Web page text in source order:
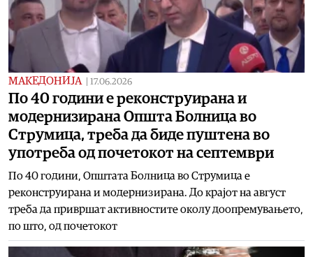
МАКЕДОНИЈА 17.06.2026
По 40 години е реконструирана и
модернизирана Општа Болница во
Струмица, треба да биде пуштена во
употреба од почетокот на септември
По 40 години, Општата Болница во Струмица е
реконструирана и модернизирана. До крајот на август
треба да привршат активностите околу доопремувањето,
по што, од почетокот